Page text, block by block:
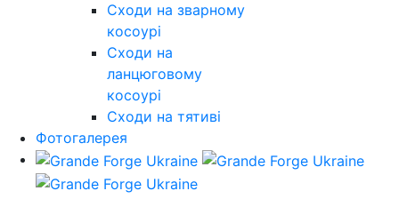
Cходи на зварному
косоурі
Сходи на
ланцюговому
косоурі
Cходи на тятиві
Фотогалерея